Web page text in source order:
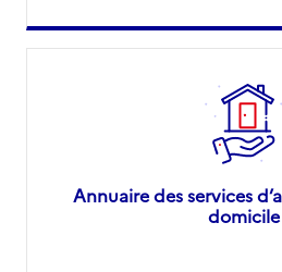
Annuaire des services
domicile